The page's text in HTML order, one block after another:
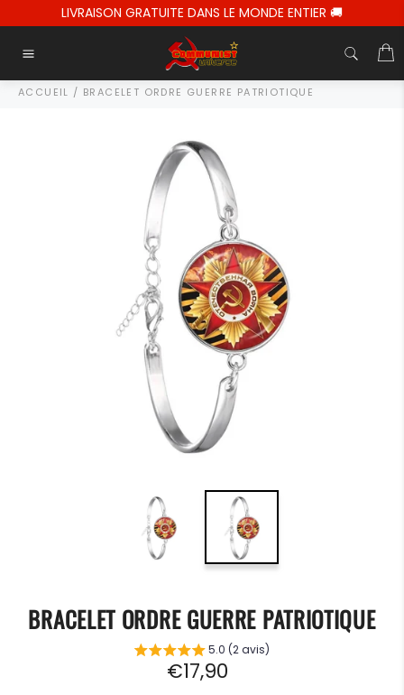
au
contenu
LIVRAISON GRATUITE DANS LE MONDE ENTIER 🚚
ACCUEIL / BRACELET ORDRE GUERRE PATRIOTIQUE
BRACELET ORDRE GUERRE PATRIOTIQUE
5.0 (2 avis)
Prix
régulier
€17,90